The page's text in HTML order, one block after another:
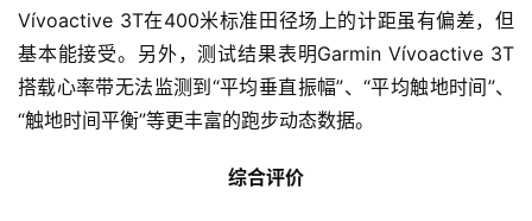
Vívoactive 3T在400米标准田径场上的计距虽有偏差，但
基本能接受。另外，测试结果表明Garmin Vívoactive 3T
搭载心率带无法监测到“平均垂直振幅”、“平均触地时间”、
“触地时间平衡”等更丰富的跑步动态数据。
综合评价